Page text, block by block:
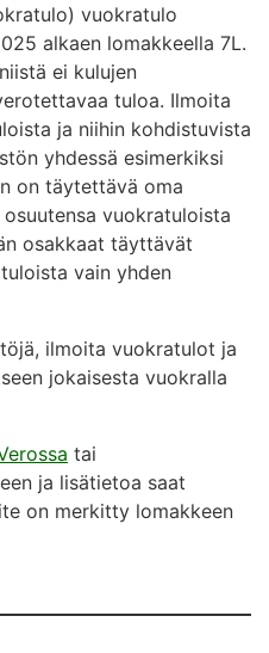
vuokratulo
alkaen lomakkeella 7L.
ei kulujen
tuloa. Ilmoita
ja niihin kohdistuvista
yhdessä esimerkiksi
on täytettävä oma
vuokratuloista
osakkaat täyttävät
vain yhden
ilmoita vuokratulot ja
jokaisesta vuokralla
tai
ja lisätietoa saat
on merkitty lomakkeen